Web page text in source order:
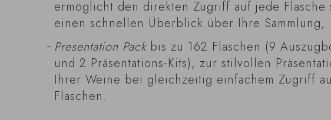
ermöglicht den direkten Zugriff auf jede Flasche
einen schnellen Überblick über Ihre Sammlung,
Presentation Packbis zu 162 Flaschen (9
und 2 Präsentations-Kits), zur stilvollen
Ihrer Weine bei gleichzeitig einfachem Zugriff
Flaschen.